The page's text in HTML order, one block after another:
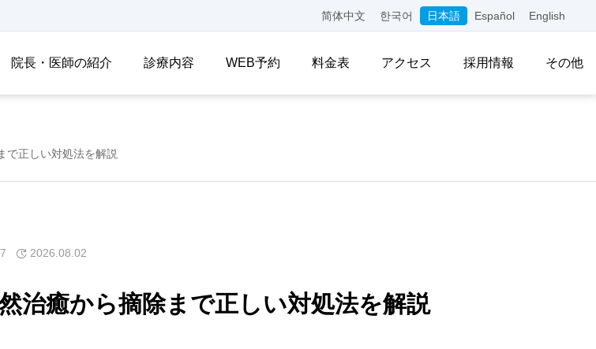
简体中文 한국어 日本語 Español English
院長・医師の紹介 診療内容 WEB予約 料金表 アクセス 採用情報 その他
で正しい対処法を解説
2026.08.02
治癒から摘除まで正しい対処法を解説